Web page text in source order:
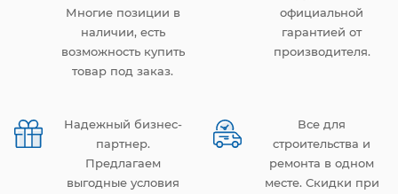
Многие позиции в
наличии, есть
возможность купить
товар под заказ.
официальной
гарантией от
производителя.
Надежный бизнес-
партнер.
Предлагаем
выгодные условия
Все для
строительства и
ремонта в одном
месте. Скидки при